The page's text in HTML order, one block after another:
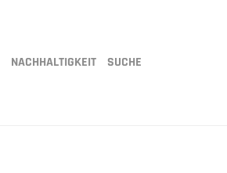
NACHHALTIGKEIT SUCHE